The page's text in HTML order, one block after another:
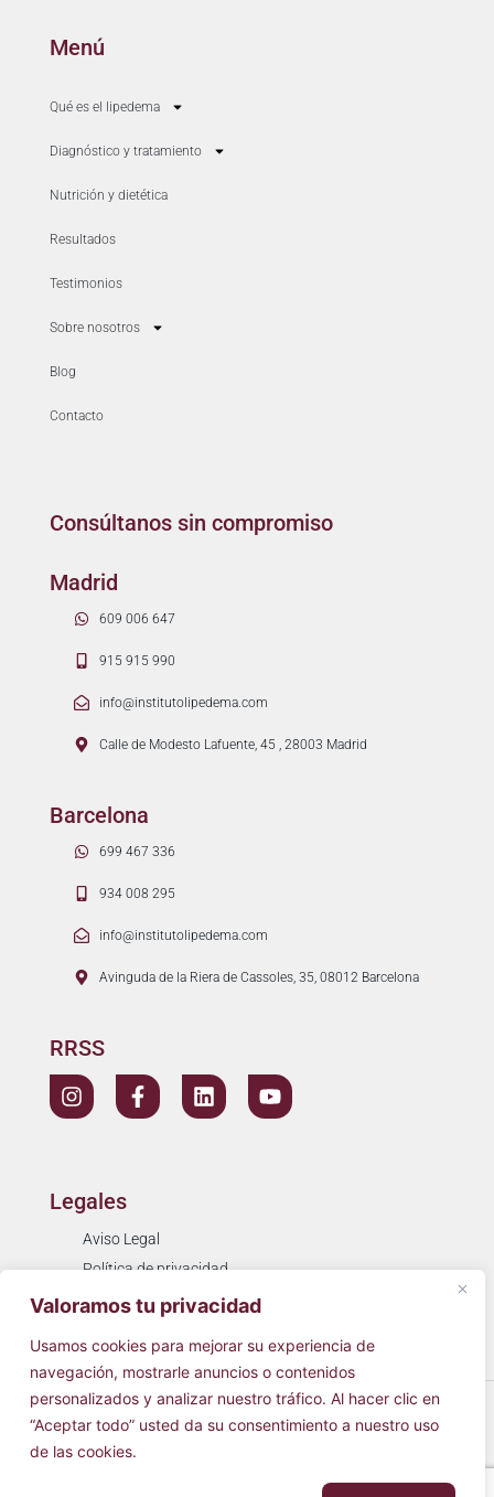
Valoramos tu privacidad
Usamos cookies para mejorar su experiencia de
navegación, mostrarle anuncios o contenidos
personalizados y analizar nuestro tráfico. Al hacer clic en
“Aceptar todo” usted da su consentimiento a nuestro uso
de las cookies.
Menú
Qué es el lipedema
Diagnóstico y tratamiento
Nutrición y dietética
Resultados
Testimonios
Sobre nosotros
Blog
Contacto
Consúltanos sin compromiso
Madrid
609 006 647
915 915 990
info@institutolipedema.com
Calle de Modesto Lafuente, 45 , 28003 Madrid
Barcelona
699 467 336
934 008 295
info@institutolipedema.com
Avinguda de la Riera de Cassoles, 35, 08012 Barcelona
RRSS
Legales
Aviso Legal
Política de privacidad
Política de cookies
© 2026Cínica SimarroTodos los derechos reservados.